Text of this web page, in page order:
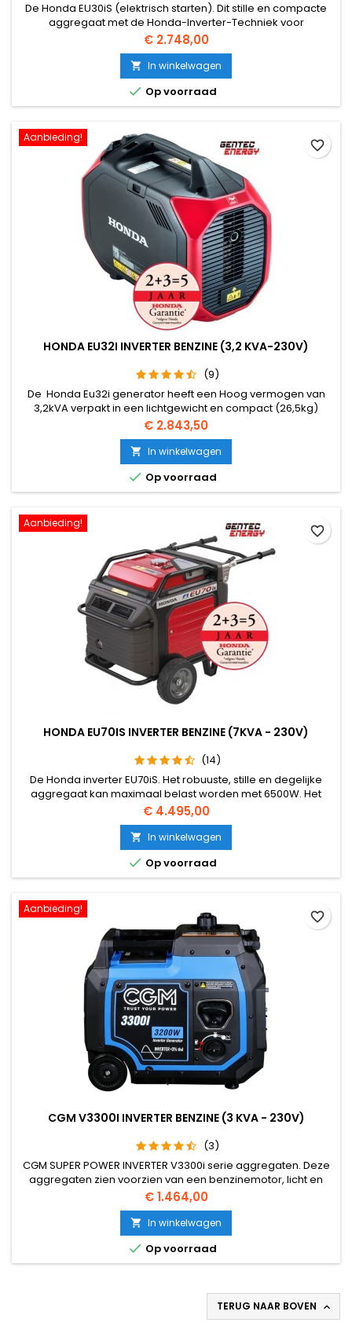
De Honda EU30iS (elektrisch starten). Dit stille en compacte
aggregaat met de Honda-Inverter-Techniek voor
nauwkeurige spanning en frequentie heeft ook een
repeteerstarter. Het aggregaat wordt zowel zakelijk als
particulier toegepast.
Prijs
€ 2.748,00
 In winkelwagen
 Op voorraad
Aanbieding!
HONDA EU32I INVERTER BENZINE (3,2 KVA-230V)
(9)
De Honda Eu32i generator heeft een Hoog vermogen van
3,2kVA verpakt in een lichtgewicht en compact (26,5kg)
koffermodel. Nu Gemakkelijk starten in twee acties. De
Honda Eu32i is voorzien van een Batterijloos FI
(brandstofinjectie) systeem. Door de toepassing van een
batterijloos brandstofsysteem is het totale gewicht van de
generator verminderd en zijn...
Prijs
€ 2.843,50
 In winkelwagen
 Op voorraad
favorite_border
Aanbieding!
HONDA EU70IS INVERTER BENZINE (7KVA - 230V)
(14)
De Honda inverter EU70iS. Het robuuste, stille en degelijke
aggregaat kan maximaal belast worden met 6500W. Het
aggregaat is ook uitgevoerd met de Honda-Inverter-
Techniek, die voor nauwkeurige spanning en frequentie
zorgt. Het aggregaat wordt meestal voor zakelijke
doeleinden aangeschaft.
Prijs
€ 4.495,00
 In winkelwagen
 Op voorraad
favorite_border
Aanbieding!
CGM V3300I INVERTER BENZINE (3 KVA - 230V)
(3)
CGM SUPER POWER INVERTER V3300i serie aggregaten. Deze
aggregaten zien voorzien van een benzinemotor, licht en
compact, met invertertechnologie en elektronische
spanningsregelaar AVR. Geschikt voor verschillende
toepassingen, zoals backup, camping, hobby apparatuur
enz.
Prijs
€ 1.464,00
 In winkelwagen
 Op voorraad
favorite_border
TERUG NAAR BOVEN 